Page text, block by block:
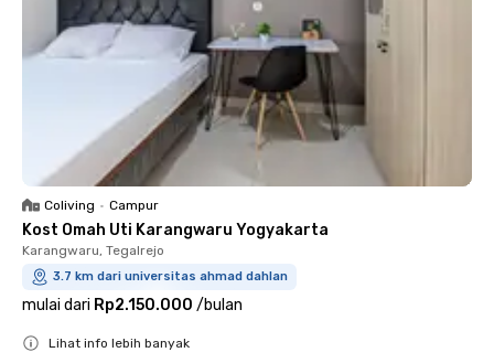
Coliving • Campur
Kost Omah Uti Karangwaru Yogyakarta
Karangwaru, Tegalrejo
3.7 km dari universitas ahmad dahlan
mulai dari Rp2.150.000 /bulan
Lihat info lebih banyak